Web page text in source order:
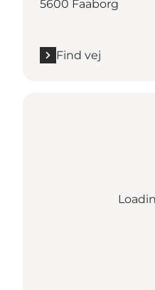
5600 Faaborg
Find vej